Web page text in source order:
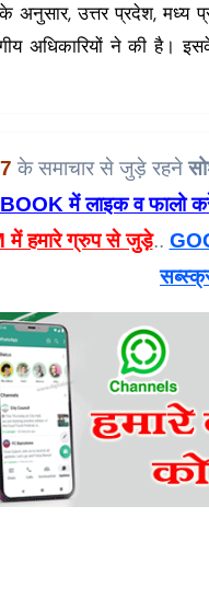
उत्तर प्रदेश, मध्य
अधिकारियों ने की है।
के समाचार से जुड़े रहने
में लाइक व फालो
हमारे ग्रुप से जुड़े..